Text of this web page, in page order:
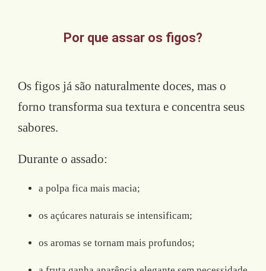
Por que assar os figos?
Os figos já são naturalmente doces, mas o
forno transforma sua textura e concentra seus
sabores.
Durante o assado:
a polpa fica mais macia;
os açúcares naturais se intensificam;
os aromas se tornam mais profundos;